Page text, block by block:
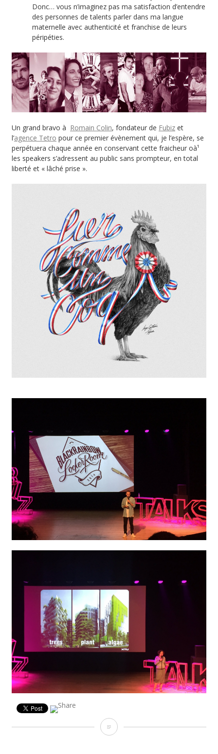
Donc… vous n’imaginez pas ma satisfaction d’entendre
des personnes de talents parler dans ma langue
maternelle avec authenticité et franchise de leurs
péripéties.
Un grand bravo à Romain Colin, fondateur de Fubiz et
l’agence Tetro pour ce premier évènement qui, je l’espère, se
perpétuera chaque année en conservant cette fraicheur oà¹
les speakers s’adressent au public sans prompteur, en total
liberté et « lâché prise ».
Fubiz